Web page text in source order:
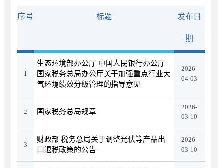
序号 标题 发布日
期
1
生态环境部办公厅 中国人民银行办公厅
国家税务总局办公厅关于加强重点行业大
气环境绩效分级管理的指导意见
2026-
04-03
2 国家税务总局规章
2026-
03-10
3
财政部 税务总局关于调整光伏等产品出
口退税政策的公告
2026-
03-10